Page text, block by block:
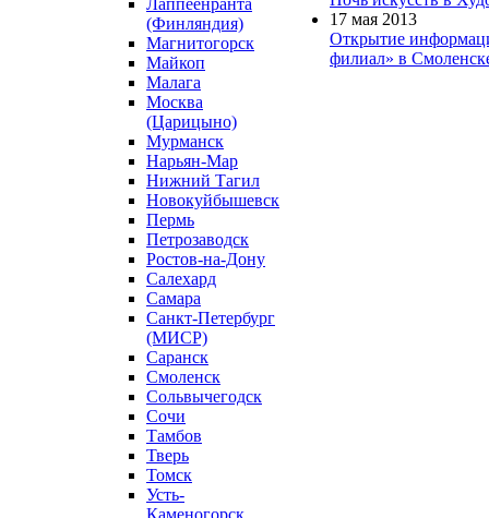
(Финляндия)
Магнитогорск
Майкоп
Малага
Москва
(Царицыно)
Мурманск
Нарьян-Мар
Нижний Тагил
Новокуйбышевск
Пермь
Петрозаводск
Ростов-на-Дону
Салехард
Самара
Санкт-Петербург
(МИСР)
Саранск
Смоленск
Сольвычегодск
Сочи
Тамбов
Тверь
Томск
Усть-
Каменогорск
17 мая 2013
Открытие
филиал» в